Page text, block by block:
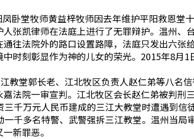
卧堂牧师黄益梓牧师因去年维护平阳救恩
张凯律师在法庭上进行了无罪辩护。温州
往法院外的路口设置路障，法庭只发出六
时刻彰显作为神的儿女的荣光。2015年8月1
教堂郭长老、江北牧区负责人赵仁弟等八
法院一审宣判。江北牧区会长赵仁弟被判刑
千万元人民币建成的三江大教堂时遭遇到
千多名特警、武警强拆三江教堂。温州当局
新罪恶。